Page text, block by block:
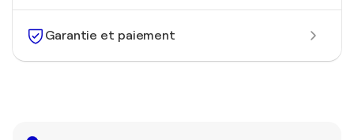
Garantie et paiement